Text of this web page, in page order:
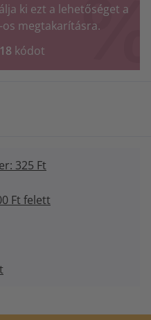
ki ezt a lehetőséget a
os megtakarításra.
kódot
325 Ft
Ft felett